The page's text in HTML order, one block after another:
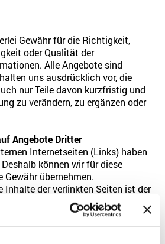
Gewähr für die Richtigkeit,
oder Qualität der
Alle Angebote sind
uns ausdrücklich vor, die
nur Teile davon kurzfristig und
zu verändern, zu ergänzen oder
Angebote Dritter
Internetseiten (Links) haben
können wir für diese
übernehmen.
der verlinkten Seiten ist der
Zeitpunkt der Linksetzung waren
geprüft frei von
Eine permanente, allgemeine